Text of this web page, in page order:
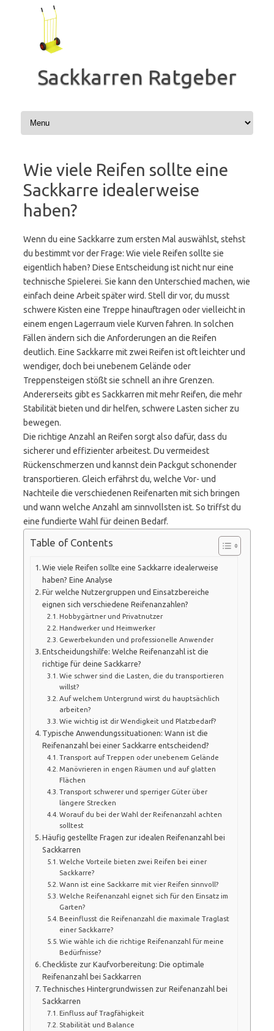
springen
Sackkarren Ratgeber
Wie viele Reifen sollte eine
Sackkarre idealerweise
haben?
Wenn du eine Sackkarre zum ersten Mal auswählst, stehst
du bestimmt vor der Frage: Wie viele Reifen sollte sie
eigentlich haben? Diese Entscheidung ist nicht nur eine
technische Spielerei. Sie kann den Unterschied machen, wie
einfach deine Arbeit später wird. Stell dir vor, du musst
schwere Kisten eine Treppe hinauftragen oder vielleicht in
einem engen Lagerraum viele Kurven fahren. In solchen
Fällen ändern sich die Anforderungen an die Reifen
deutlich. Eine Sackkarre mit zwei Reifen ist oft leichter und
wendiger, doch bei unebenem Gelände oder
Treppensteigen stößt sie schnell an ihre Grenzen.
Andererseits gibt es Sackkarren mit mehr Reifen, die mehr
Stabilität bieten und dir helfen, schwere Lasten sicher zu
bewegen.
Die richtige Anzahl an Reifen sorgt also dafür, dass du
sicherer und effizienter arbeitest. Du vermeidest
Rückenschmerzen und kannst dein Packgut schonender
transportieren. Gleich erfährst du, welche Vor- und
Nachteile die verschiedenen Reifenarten mit sich bringen
und wann welche Anzahl am sinnvollsten ist. So triffst du
eine fundierte Wahl für deinen Bedarf.
Table of Contents
Wie viele Reifen sollte eine Sackkarre idealerweise
haben? Eine Analyse
Für welche Nutzergruppen und Einsatzbereiche
eignen sich verschiedene Reifenanzahlen?
Hobbygärtner und Privatnutzer
Handwerker und Heimwerker
Gewerbekunden und professionelle Anwender
Entscheidungshilfe: Welche Reifenanzahl ist die
richtige für deine Sackkarre?
Wie schwer sind die Lasten, die du transportieren
willst?
Auf welchem Untergrund wirst du hauptsächlich
arbeiten?
Wie wichtig ist dir Wendigkeit und Platzbedarf?
Typische Anwendungssituationen: Wann ist die
Reifenanzahl bei einer Sackkarre entscheidend?
Transport auf Treppen oder unebenem Gelände
Manövrieren in engen Räumen und auf glatten
Flächen
Transport schwerer und sperriger Güter über
längere Strecken
Worauf du bei der Wahl der Reifenanzahl achten
solltest
Häufig gestellte Fragen zur idealen Reifenanzahl bei
Sackkarren
Welche Vorteile bieten zwei Reifen bei einer
Sackkarre?
Wann ist eine Sackkarre mit vier Reifen sinnvoll?
Welche Reifenanzahl eignet sich für den Einsatz im
Garten?
Beeinflusst die Reifenanzahl die maximale Traglast
einer Sackkarre?
Wie wähle ich die richtige Reifenanzahl für meine
Bedürfnisse?
Checkliste zur Kaufvorbereitung: Die optimale
Reifenanzahl bei Sackkarren
Technisches Hintergrundwissen zur Reifenanzahl bei
Sackkarren
Einfluss auf Tragfähigkeit
Stabilität und Balance